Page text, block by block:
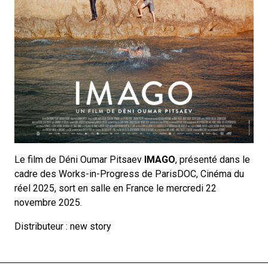
Le film de Déni Oumar Pitsaev IMAGO, présenté dans le
cadre des Works-in-Progress de ParisDOC, Cinéma du
réel 2025, sort en salle en France le mercredi 22
novembre 2025.
Distributeur : new story